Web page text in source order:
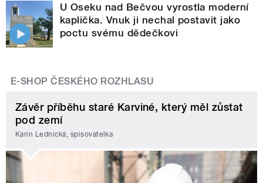
U Oseku nad Bečvou vyrostla moderní
kaplička. Vnuk ji nechal postavit jako
poctu svému dědečkovi
E-SHOP ČESKÉHO ROZHLASU
Závěr příběhu staré Karviné, který měl zůstat
pod zemí
Karin Lednická, spisovatelka